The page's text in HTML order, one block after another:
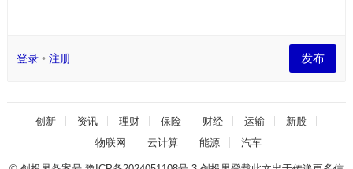
登录• 注册 发布
创新 资讯 理财 保险 财经 运输
新股
物联网
云计算 能源 汽车